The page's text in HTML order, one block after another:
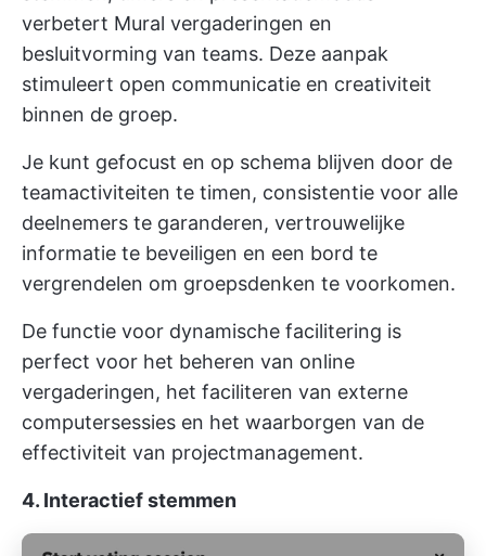
verbetert Mural vergaderingen en
besluitvorming van teams. Deze aanpak
stimuleert open communicatie en creativiteit
binnen de groep.
Je kunt gefocust en op schema blijven door de
teamactiviteiten te timen, consistentie voor alle
deelnemers te garanderen, vertrouwelijke
informatie te beveiligen en een bord te
vergrendelen om groepsdenken te voorkomen.
De functie voor dynamische facilitering is
perfect voor het beheren van online
vergaderingen, het faciliteren van externe
computersessies en het waarborgen van de
effectiviteit van projectmanagement.
4. Interactief stemmen